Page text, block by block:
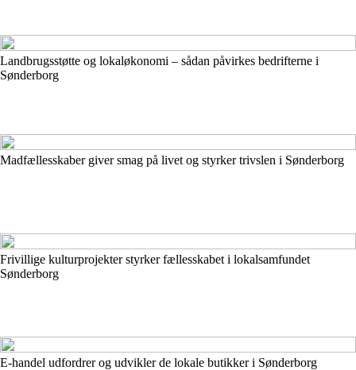
Landbrugsstøtte og lokaløkonomi – sådan påvirkes bedrifterne i
Sønderborg
Madfællesskaber giver smag på livet og styrker trivslen i Sønderborg
Frivillige kulturprojekter styrker fællesskabet i lokalsamfundet
Sønderborg
E-handel udfordrer og udvikler de lokale butikker i Sønderborg